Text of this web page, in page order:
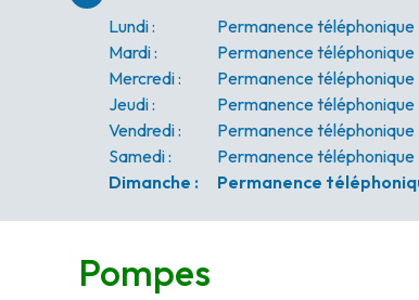
Lundi:
Permanence téléphonique
Mardi:
Permanence téléphonique
Mercredi:
Permanence téléphonique
Jeudi:
Permanence téléphonique
Vendredi:
Permanence téléphonique
Samedi:
Permanence téléphonique
Dimanche : Permanence
Pompes